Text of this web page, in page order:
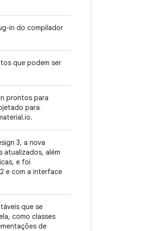
in do compilador
que podem ser
prontos para
para
3, a nova
atualizados, além
e foi
e com a interface
que se
como classes
de